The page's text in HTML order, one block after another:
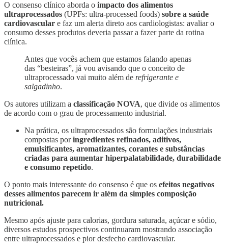
O consenso clínico aborda o impacto dos alimentos
ultraprocessados (UPFs: ultra-processed foods) sobre a saúde
cardiovascular e faz um alerta direto aos cardiologistas: avaliar o
consumo desses produtos deveria passar a fazer parte da rotina
clínica.
Antes que vocês achem que estamos falando apenas
das “besteiras”, já vou avisando que o conceito de
ultraprocessado vai muito além de refrigerante e
salgadinho.
Os autores utilizam a classificação NOVA, que divide os alimentos
de acordo com o grau de processamento industrial.
Na prática, os ultraprocessados são formulações industriais
compostas poringredientes refinados, aditivos,
emulsificantes, aromatizantes, corantes e substâncias
criadas para aumentar hiperpalatabilidade, durabilidade
e consumo repetido.
O ponto mais interessante do consenso é que os efeitos negativos
desses alimentos parecem ir além da simples composição
nutricional.
Mesmo após ajuste para calorias, gordura saturada, açúcar e sódio,
diversos estudos prospectivos continuaram mostrando associação
entre ultraprocessados e pior desfecho cardiovascular.